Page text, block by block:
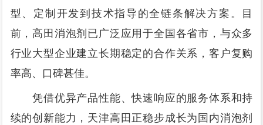
型、定制开发到技术指导的全链条解决方案。目
前，高田消泡剂已广泛应用于全国各省市，与众多
行业大型企业建立长期稳定的合作关系，客户复购
率高、口碑甚佳。
凭借优异产品性能、快速响应的服务体系和持
续的创新能力，天津高田正稳步成长为国内消泡剂